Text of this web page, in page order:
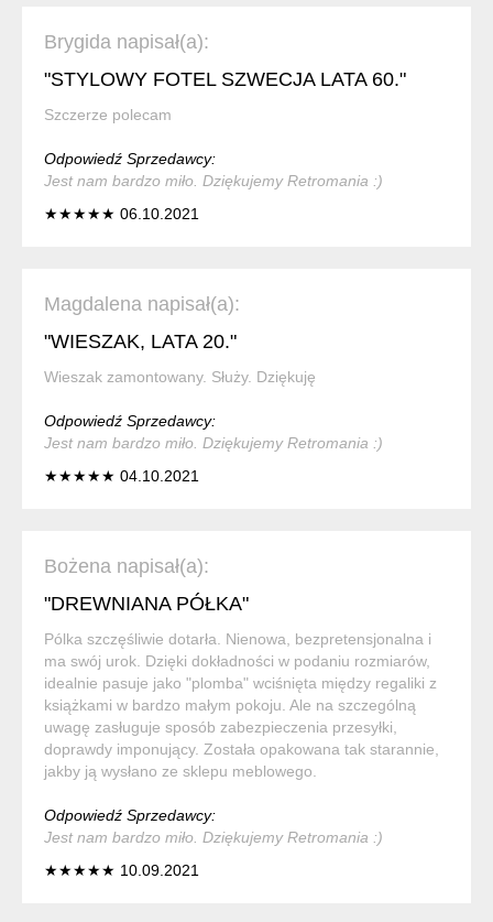
Brygida napisał(a):
"STYLOWY FOTEL SZWECJA LATA 60."
Szczerze polecam
Odpowiedź Sprzedawcy:
Jest nam bardzo miło. Dziękujemy Retromania :)
★★★★★ 06.10.2021
Magdalena napisał(a):
"WIESZAK, LATA 20."
Wieszak zamontowany. Służy. Dziękuję
Odpowiedź Sprzedawcy:
Jest nam bardzo miło. Dziękujemy Retromania :)
★★★★★ 04.10.2021
Bożena napisał(a):
"DREWNIANA PÓŁKA"
Pólka szczęśliwie dotarła. Nienowa, bezpretensjonalna i
ma swój urok. Dzięki dokładności w podaniu rozmiarów,
idealnie pasuje jako "plomba" wciśnięta między regaliki z
książkami w bardzo małym pokoju. Ale na szczególną
uwagę zasługuje sposób zabezpieczenia przesyłki,
doprawdy imponujący. Została opakowana tak starannie,
jakby ją wysłano ze sklepu meblowego.
Odpowiedź Sprzedawcy:
Jest nam bardzo miło. Dziękujemy Retromania :)
★★★★★ 10.09.2021